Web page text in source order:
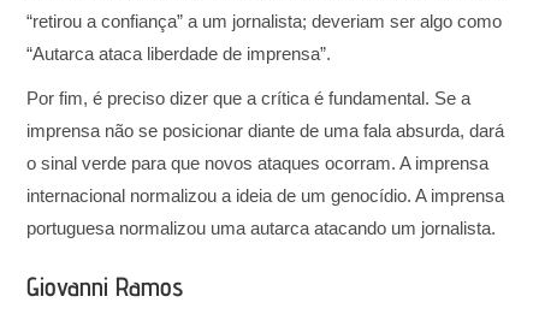
“retirou a confiança” a um jornalista; deveriam ser algo como
“Autarca ataca liberdade de imprensa”.
Por fim, é preciso dizer que a crítica é fundamental. Se a
imprensa não se posicionar diante de uma fala absurda, dará
o sinal verde para que novos ataques ocorram. A imprensa
internacional normalizou a ideia de um genocídio. A imprensa
portuguesa normalizou uma autarca atacando um jornalista.
Giovanni Ramos